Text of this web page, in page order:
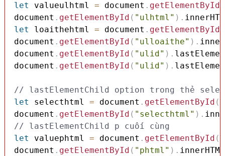
let
valueulhtml = document . getElementById
document . getElementById ( "ulhtml" ) .
let
loaithehtml = document . getElementById
document . getElementById ( "ulloaithe" ) .
document . getElementById ( "ulid" ) .
document . getElementById ( "ulid" ) .
// lastElementChild option trong thẻ
let
selecthtml = document . getElementById (
document . getElementById ( "selecthtml" ) .
// lastElementChild p cuối cùng
let
valuephtml = document . getElementById (
document . getElementById ( "phtml" ) .